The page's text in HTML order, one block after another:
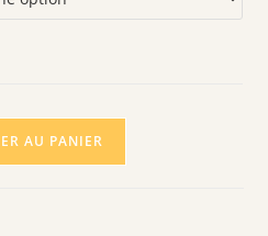
AU PANIER